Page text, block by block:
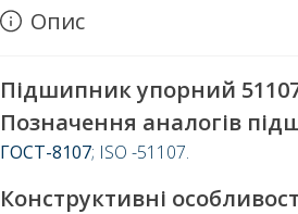
Опис
Підшипник упорний
Позначення аналогів
ГОСТ-8107; ISO -51107.
Конструктивні